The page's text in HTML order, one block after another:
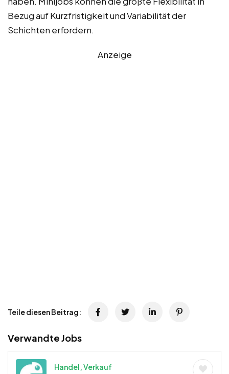
Bezug auf Kurzfristigkeit und Variabilität der
Schichten erfordern.
Anzeige
Teile diesen Beitrag:
Verwandte Jobs
Handel, Verkauf